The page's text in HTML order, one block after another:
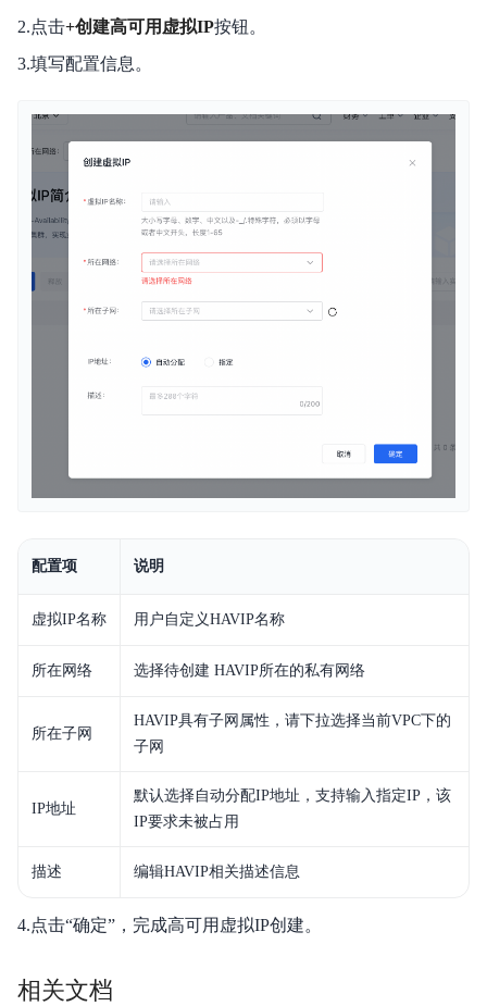
产品定价
典型实践
API参考
VPC CLI
服务等级协议SLA
2.点击+创建高可用虚拟IP按钮。
3.填写配置信息。
配置项 说明
虚拟IP名称 用户自定义HAVIP名称
所在网络 选择待创建 HAVIP所在的私有网络
所在子网
HAVIP具有子网属性，请下拉选择当前VPC下的
子网
IP地址
默认选择自动分配IP地址，支持输入指定IP，该
IP要求未被占用
描述 编辑HAVIP相关描述信息
4.点击“确定”，完成高可用虚拟IP创建。
相关文档